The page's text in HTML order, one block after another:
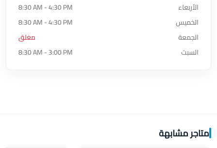
الأربعاء
8:30 AM - 4:30 PM
الخميس
8:30 AM - 4:30 PM
الجمعة
مغلق
السبت
8:30 AM - 3:00 PM
متاجر مشابهة